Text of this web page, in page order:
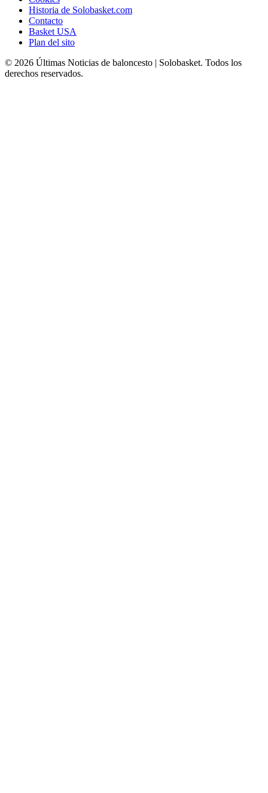
Historia de Solobasket.com
Contacto
Basket USA
Plan del sito
© 2026 Últimas Noticias de baloncesto | Solobasket. Todos los
derechos reservados.